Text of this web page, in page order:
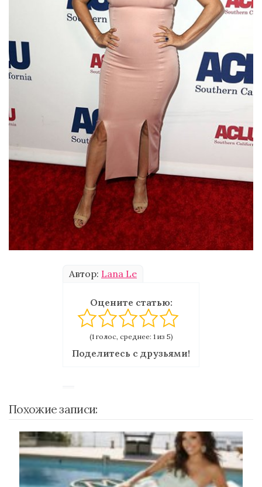
Автор: Lana Le
Оцените статью:
(1 голос, среднее: 1 из 5)
Поделитесь с друзьями!
Похожие записи: